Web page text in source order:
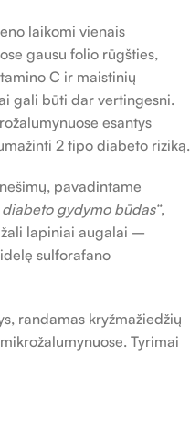
laikomi vienais
gausu folio rūgšties,
C ir maistinių
gali būti dar vertingesni.
esantys
2 tipo diabeto riziką.
pavadintame
gydymo būdas“,
lapiniai augalai –
sulforafano
randamas kryžmažiedžių
Tyrimai